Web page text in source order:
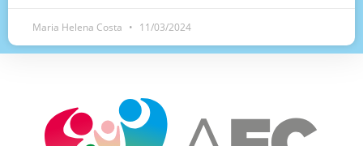
Maria Helena Costa 11/03/2024